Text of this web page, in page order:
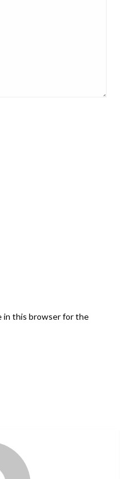
in this browser for the